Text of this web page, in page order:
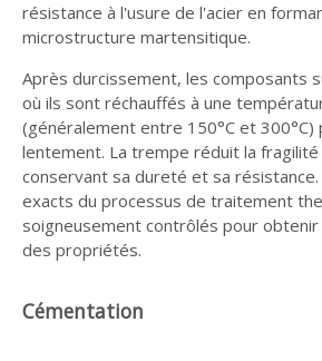
résistance à l'usure de l'acier en
microstructure martensitique.
Après durcissement, les composants
où ils sont réchauffés à une
(généralement entre 150°C et 300°C)
lentement. La trempe réduit la
conservant sa dureté et sa
exacts du processus de traitement
soigneusement contrôlés pour obtenir
des propriétés.
Cémentation